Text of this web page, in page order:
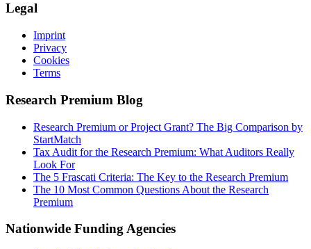
Legal
Imprint
Privacy
Cookies
Terms
Research Premium Blog
Research Premium or Project Grant? The Big Comparison by
StartMatch
Tax Audit for the Research Premium: What Auditors Really
Look For
The 5 Frascati Criteria: The Key to the Research Premium
The 10 Most Common Questions About the Research
Premium
Nationwide Funding Agencies